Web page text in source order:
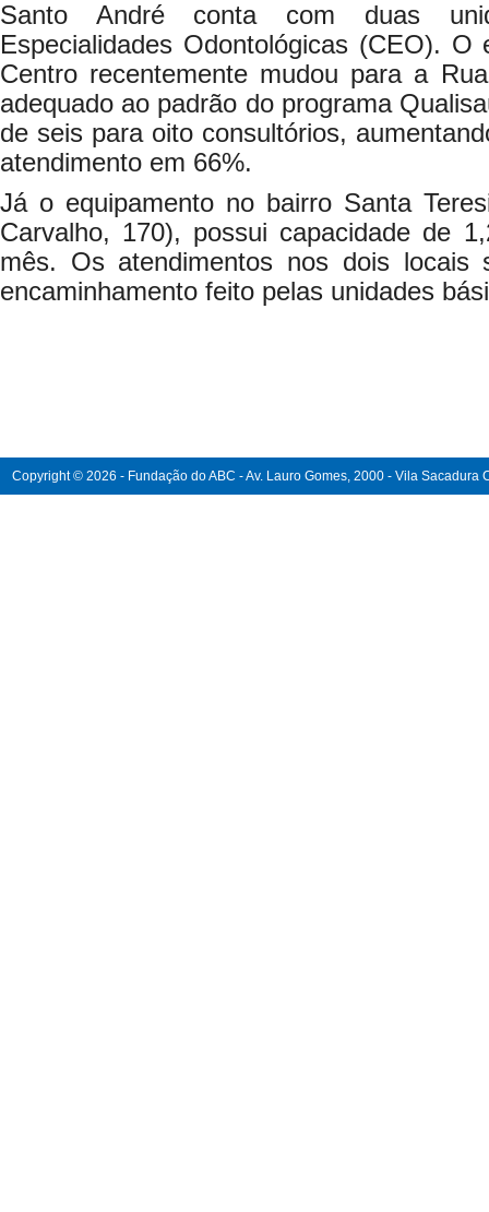
Santo André conta com duas
Especialidades Odontológicas (CEO). O
Centro recentemente mudou para a
adequado ao padrão do programa
de seis para oito consultórios,
atendimento em 66%.
Já o equipamento no bairro Santa
Carvalho, 170), possui capacidade de
mês. Os atendimentos nos dois locais
encaminhamento feito pelas unidades
Copyright © 2026 - Fundação do ABC - Av. Lauro Gomes, 2000 - Vila